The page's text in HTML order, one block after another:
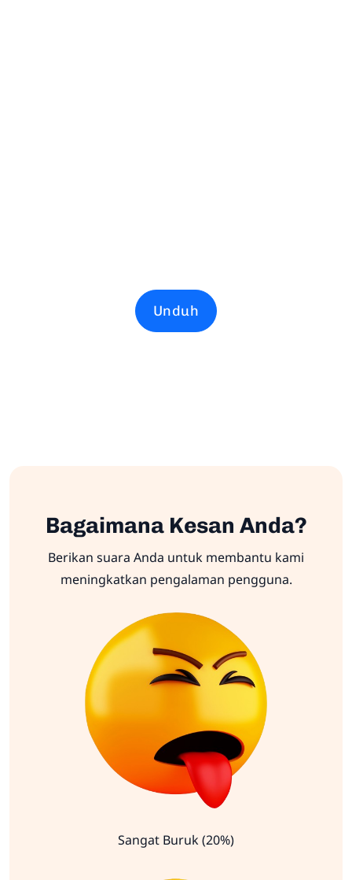
Unduh
Bagaimana Kesan Anda?
Berikan suara Anda untuk membantu kami
meningkatkan pengalaman pengguna.
Sangat Buruk (20%)